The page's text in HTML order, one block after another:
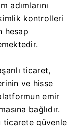
adımlarını
kontrolleri
hesap
ticaret,
ve hisse
emir
bağlıdır.
ticarete güvenle